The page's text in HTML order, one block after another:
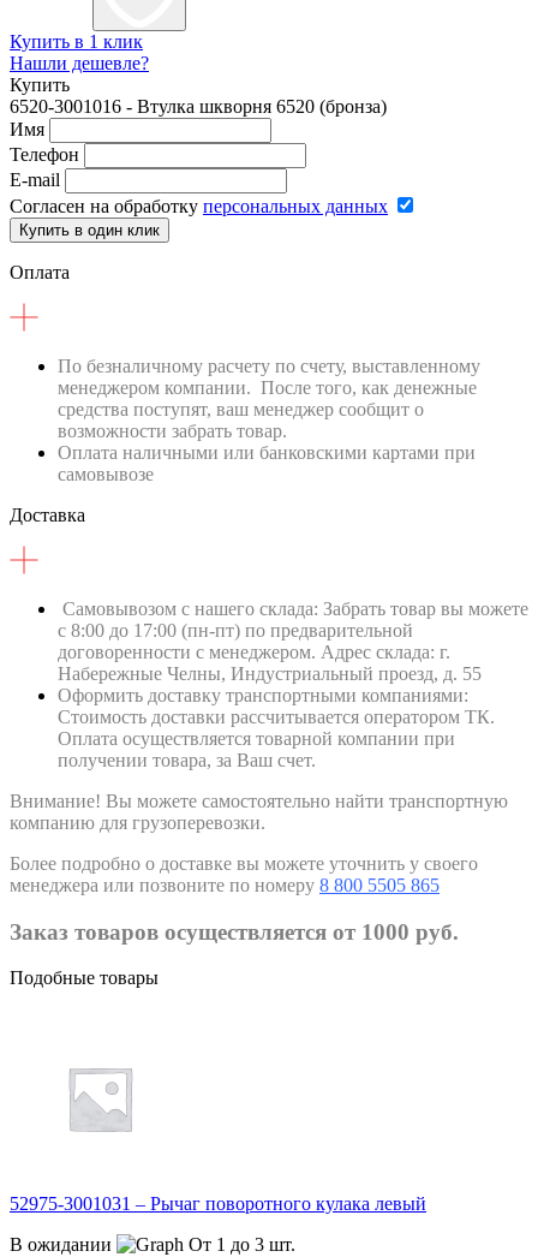
Купить в 1 клик
Нашли дешевле?
Купить
6520-3001016 - Втулка шкворня 6520 (бронза)
Имя
Телефон
E-mail
Согласен на обработку персональных данных
Купить в один клик
Оплата
По безналичному расчету по счету, выставленному
менеджером компании. После того, как денежные
средства поступят, ваш менеджер сообщит о
возможности забрать товар.
Оплата наличными или банковскими картами при
самовывозе
Доставка
Самовывозом с нашего склада: Забрать товар вы можете
с 8:00 до 17:00 (пн-пт) по предварительной
договоренности с менеджером. Адрес склада: г.
Набережные Челны, Индустриальный проезд, д. 55
Оформить доставку транспортными компаниями:
Стоимость доставки рассчитывается оператором ТК.
Оплата осуществляется товарной компании при
получении товара, за Ваш счет.
Внимание! Вы можете самостоятельно найти транспортную
компанию для грузоперевозки.
Более подробно о доставке вы можете уточнить у своего
менеджера или позвоните по номеру 8 800 5505 865
Заказ товаров осуществляется от 1000 руб.
Подобные товары
52975-3001031 – Рычаг поворотного кулака левый
В ожидании
От 1 до 3 шт.